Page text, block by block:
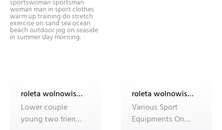
roleta wolnowisząca electro z nadrukiem
Lower couple
young two friend
roleta wolnowisząca electro z nadrukiem
Various Sport
Equipments On